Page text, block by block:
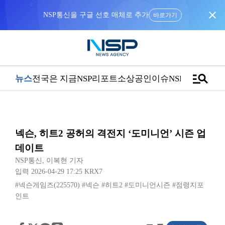
NSP통신을 구글 선호 매체로 추가 바로가기 close
뉴스전국은 지금NSP리포트소상공인이슈NSPTVmanage_search
넥슨, 히트2 공허의 격전지 ‘도미니언’ 시즌 업
데이트
NSP통신 , 이복현 기자
입력 2026-04-29 17:25 KRX7
#넥슨게임즈(225570) #넥슨 #히트2 #도미니언시즌 #점령지포
인트